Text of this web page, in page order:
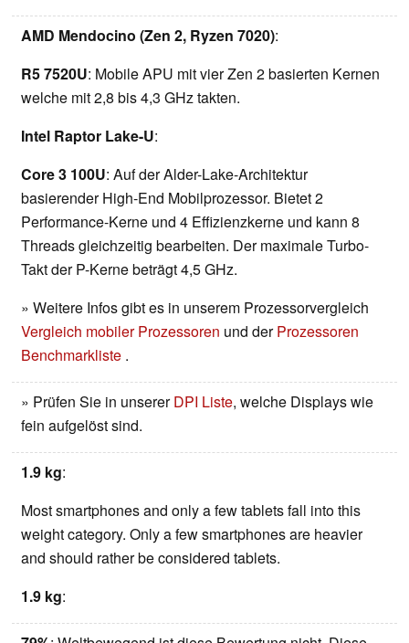
AMD Mendocino (Zen 2, Ryzen 7020):
R5 7520U: Mobile APU mit vier Zen 2 basierten Kernen
welche mit 2,8 bis 4,3 GHz takten.
Intel Raptor Lake-U:
Core 3 100U: Auf der Alder-Lake-Architektur
basierender High-End Mobilprozessor. Bietet 2
Performance-Kerne und 4 Effizienzkerne und kann 8
Threads gleichzeitig bearbeiten. Der maximale Turbo-
Takt der P-Kerne beträgt 4,5 GHz.
» Weitere Infos gibt es in unserem Prozessorvergleich
Vergleich mobiler Prozessoren und derProzessoren
Benchmarkliste .
» Prüfen Sie in unsererDPI Liste, welche Displays wie
fein aufgelöst sind.
1.9 kg:
Most smartphones and only a few tablets fall into this
weight category. Only a few smartphones are heavier
and should rather be considered tablets.
1.9 kg: